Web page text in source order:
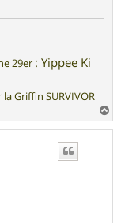
29er : Yippee Ki
Griffin SURVIVOR
a